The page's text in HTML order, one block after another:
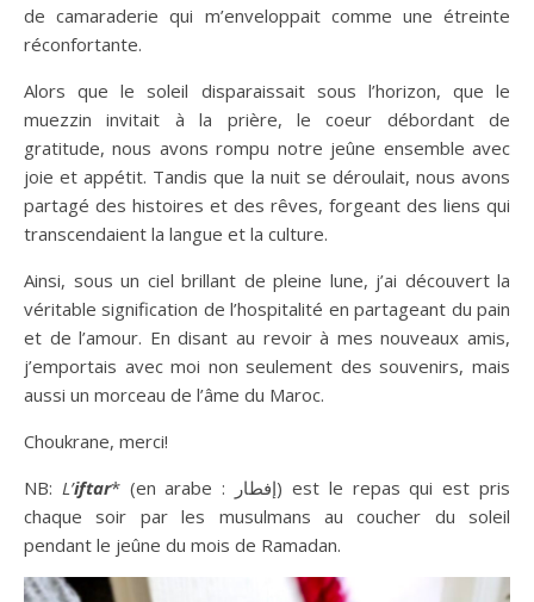
de camaraderie qui m’enveloppait comme une étreinte
réconfortante.
Alors que le soleil disparaissait sous l’horizon, que le
muezzin invitait à la prière, le coeur débordant de
gratitude, nous avons rompu notre jeûne ensemble avec
joie et appétit. Tandis que la nuit se déroulait, nous avons
partagé des histoires et des rêves, forgeant des liens qui
transcendaient la langue et la culture.
Ainsi, sous un ciel brillant de pleine lune, j’ai découvert la
véritable signification de l’hospitalité en partageant du pain
et de l’amour. En disant au revoir à mes nouveaux amis,
j’emportais avec moi non seulement des souvenirs, mais
aussi un morceau de l’âme du Maroc.
Choukrane, merci!
NB: L’iftar* (en arabe : إفطار) est le repas qui est pris
chaque soir par les musulmans au coucher du soleil
pendant le jeûne du mois de Ramadan.